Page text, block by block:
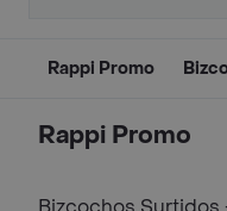
Rappi Promo
Rappi Promo